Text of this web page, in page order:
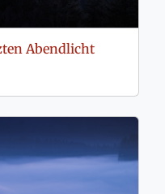
Abendlicht